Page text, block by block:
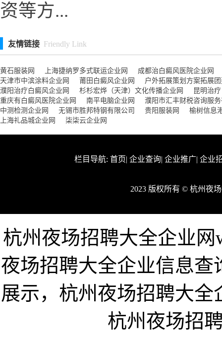
资等方...
友情链接 Friendly Link
黄石服装网 上海捷纳罗多式联运企业网
成都治白癜风医院企业网
天津市中滨涂料企业网
莆田白癜风企业网
户外拓展策划方案拓展
濮阳治疗白癜风企业网
杉杉宏烨（天津）文化传播企业网
昆明治
重庆有白癜风医院企业网
南平电脑企业网
濮阳市汇丰财税咨询服
中测检测企业网
无锡市胜邦特钢有限公司 贵阳服装网
榆树信息
上海礼品城企业网
柒柒云企业网
栏目导航: 首页| 企业查询| 企业推广| 企业
2023 版权所有 © 杭州夜
杭州夜场招聘大全企业网
夜场招聘大全企业信息
展示，杭州夜场招聘大
杭州夜场招